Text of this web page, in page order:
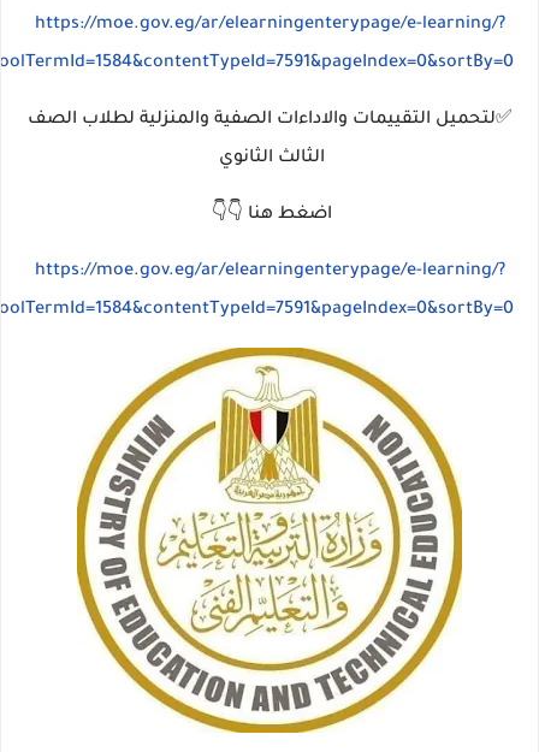
https://moe.gov.eg/ar/elearningenterypage/e-learning/?
✅لتحميل التقييمات والاداءات الصفية والمنزلية لطلاب الصف
الثالث الثانوي
اضغط هنا 👇👇
https://moe.gov.eg/ar/elearningenterypage/e-learning/?
By=0